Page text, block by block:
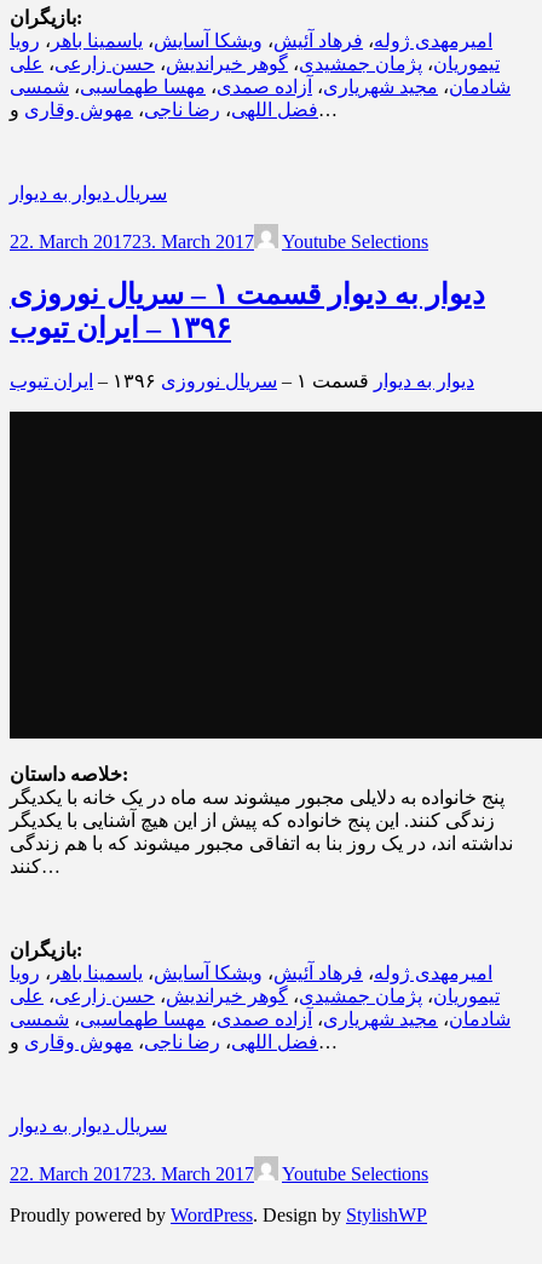
بازیگران:
امیرمهدی ژوله، فرهاد آئیش، ویشکا آسایش، یاسمینا باهر ، رویا
تیموریان، پژمان جمشیدی، گوهر خیراندیش، حسن زارعی، علی
شادمان، مجید شهریاری، آزاده صمدی، مهسا طهماسبی، شمسی
فضل اللهی، رضا ناجی، مهوش وقاری و…
سریال دیوار به دیوار
22. March 201723. March 2017 Youtube Selections
دیوار به دیوار قسمت ۱ – سریال نوروزی
۱۳۹۶ – ایران تیوب
دیوار به دیوار قسمت ۱ – سریال نوروزی ایران تیوب
خلاصه داستان:
پنج خانواده به دلایلی مجبور میشوند سه ماه در یک خانه با یکدیگر
زندگی کنند. این پنج خانواده که پیش از این هیچ آشنایی با یکدیگر
نداشته اند، در یک روز بنا به اتفاقی مجبور میشوند که با هم زندگی
کنند…
بازیگران:
امیرمهدی ژوله، فرهاد آئیش، ویشکا آسایش، یاسمینا باهر ، رویا
تیموریان، پژمان جمشیدی، گوهر خیراندیش، حسن زارعی، علی
شادمان، مجید شهریاری، آزاده صمدی، مهسا طهماسبی، شمسی
فضل اللهی، رضا ناجی، مهوش وقاری و…
سریال دیوار به دیوار
22. March 201723. March 2017
Youtube Selections
Proudly powered by WordPress. Design by StylishWP